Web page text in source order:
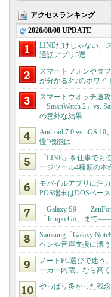
アクセスランキング
2026/08/08 UPDATE
LINEだけじゃない、
通話アプリ5選
スマートフォンやタ
が分かる3つのホワイ
スマートウオッチ速
「SmartWatch 2」vs.
の意外な結果
Android 7.0 vs. iOS 10
慢”機能は
「LINE」を仕事で
ージツール4種類の本
モバイルアプリに注
POS端末はDOSベー
「Galaxy S9」「
「Tempo Go」まで
Samsung「Galaxy
ペンや音声支援に漂
ノートPC選びで迷う
ーカー内蔵」なら高
やっぱり多かった残